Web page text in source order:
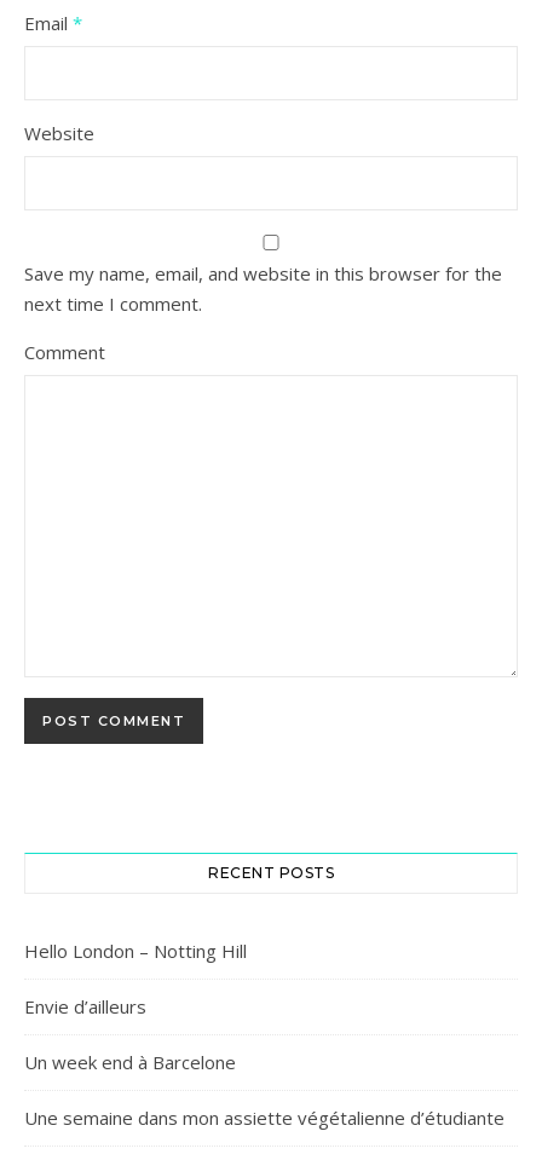
Email *
Website
Save my name, email, and website in this browser for the
next time I comment.
Comment
RECENT POSTS
Hello London – Notting Hill
Envie d’ailleurs
Un week end à Barcelone
Une semaine dans mon assiette végétalienne d’étudiante